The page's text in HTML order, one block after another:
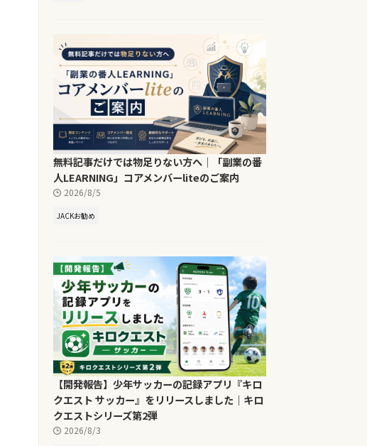
無料記事だけでは物足りない方へ｜「副業の番
人LEARNING」コアメンバーliteのご案内
2026/8/5
JACKお勧め
【開発報告】少年サッカーの記録アプリ『キロ
クエスト サッカー』をリリースしました｜キロ
クエストシリーズ第2弾
2026/8/3